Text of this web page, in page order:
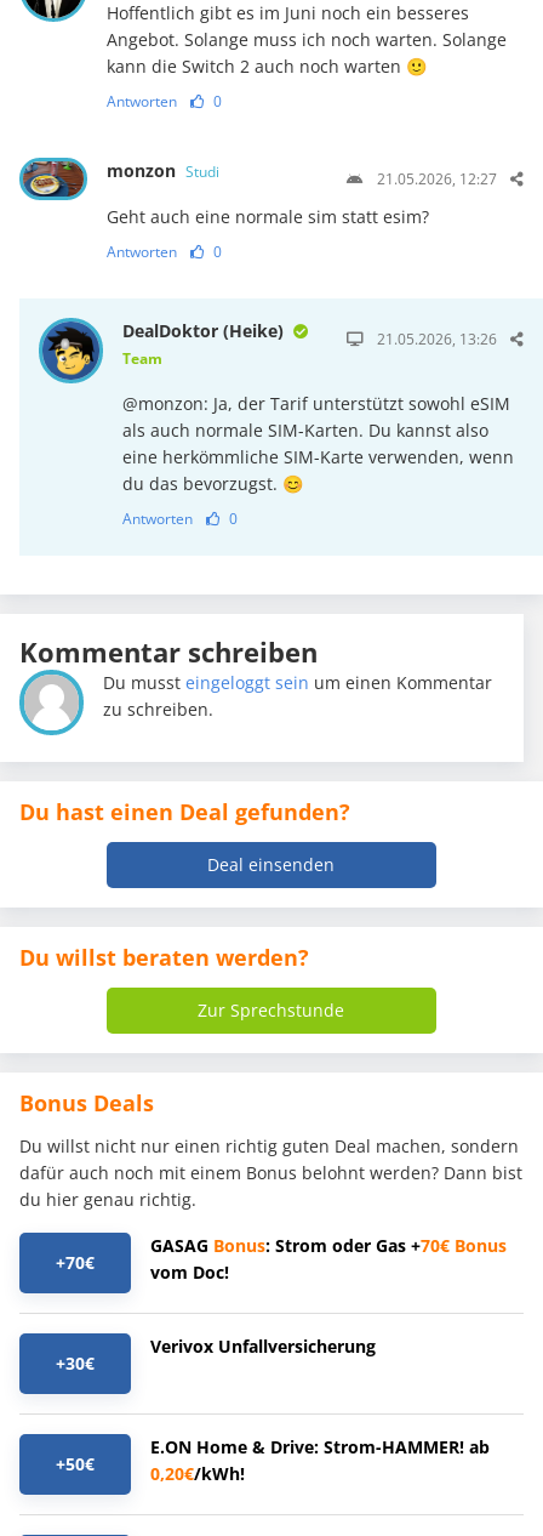
Hoffentlich gibt es im Juni noch ein besseres
Angebot. Solange muss ich noch warten. Solange
kann die Switch 2 auch noch warten 🙂
Antworten 0
monzon Studi 21.05.2026, 12:27
Geht auch eine normale sim statt esim?
Antworten 0
DealDoktor (Heike)
Team
21.05.2026, 13:26
@monzon: Ja, der Tarif unterstützt sowohl eSIM
als auch normale SIM-Karten. Du kannst also
eine herkömmliche SIM-Karte verwenden, wenn
du das bevorzugst. 😊
Antworten 0
Kommentar schreiben
Du mussteingeloggt sein um einen Kommentar
zu schreiben.
Du hast einen Deal gefunden?
Deal einsenden
Du willst beraten werden?
Zur Sprechstunde
Bonus Deals
Du willst nicht nur einen richtig guten Deal machen, sondern
dafür auch noch mit einem Bonus belohnt werden? Dann bist
du hier genau richtig.
+70€
GASAG Bonus: Strom oder Gas +70€ Bonus
vom Doc!
+30€
Verivox Unfallversicherung
+50€
E.ON Home & Drive: Strom-HAMMER! ab
0,20€/kWh!